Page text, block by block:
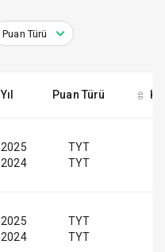
Puan Türü
Yıl Puan Türü
2025
2024
TYT
TYT
2025
2024
TYT
TYT